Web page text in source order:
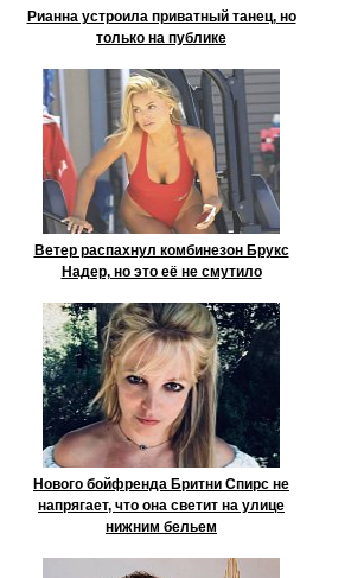
Рианна устроила приватный танец, но
только на публике
Ветер распахнул комбинезон Брукс
Надер, но это её не смутило
Нового бойфренда Бритни Спирс не
напрягает, что она светит на улице
нижним бельем